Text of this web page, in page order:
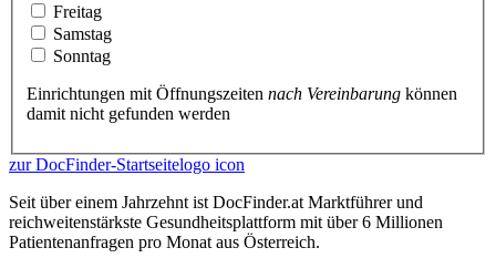
Freitag
Samstag
Sonntag
Einrichtungen mit Öffnungszeiten nach Vereinbarung können
damit nicht gefunden werden
zur DocFinder-Startseitelogo icon
Seit über einem Jahrzehnt ist DocFinder.at Marktführer und
reichweitenstärkste Gesundheitsplattform mit über 6 Millionen
Patientenanfragen pro Monat aus Österreich.